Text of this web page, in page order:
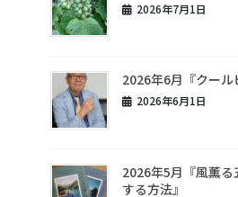
2026年7月1日
2026年6月『クール
2026年6月1日
2026年5月『風薫
する方法』